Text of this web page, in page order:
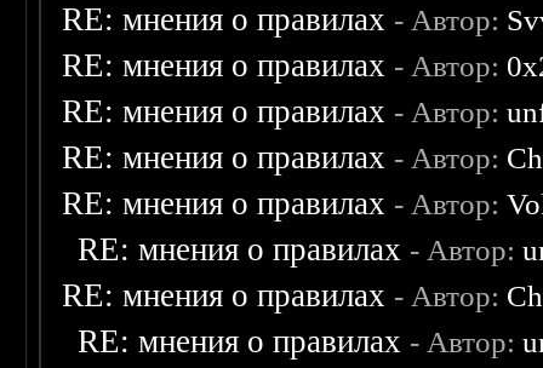
RE: мнения о правилах - Автор:
RE: мнения о правилах - Автор:
RE: мнения о правилах - Автор:
RE: мнения о правилах - Автор:
RE: мнения о правилах - Автор:
RE: мнения о правилах - Автор:
RE: мнения о правилах - Автор:
RE: мнения о правилах - Автор: